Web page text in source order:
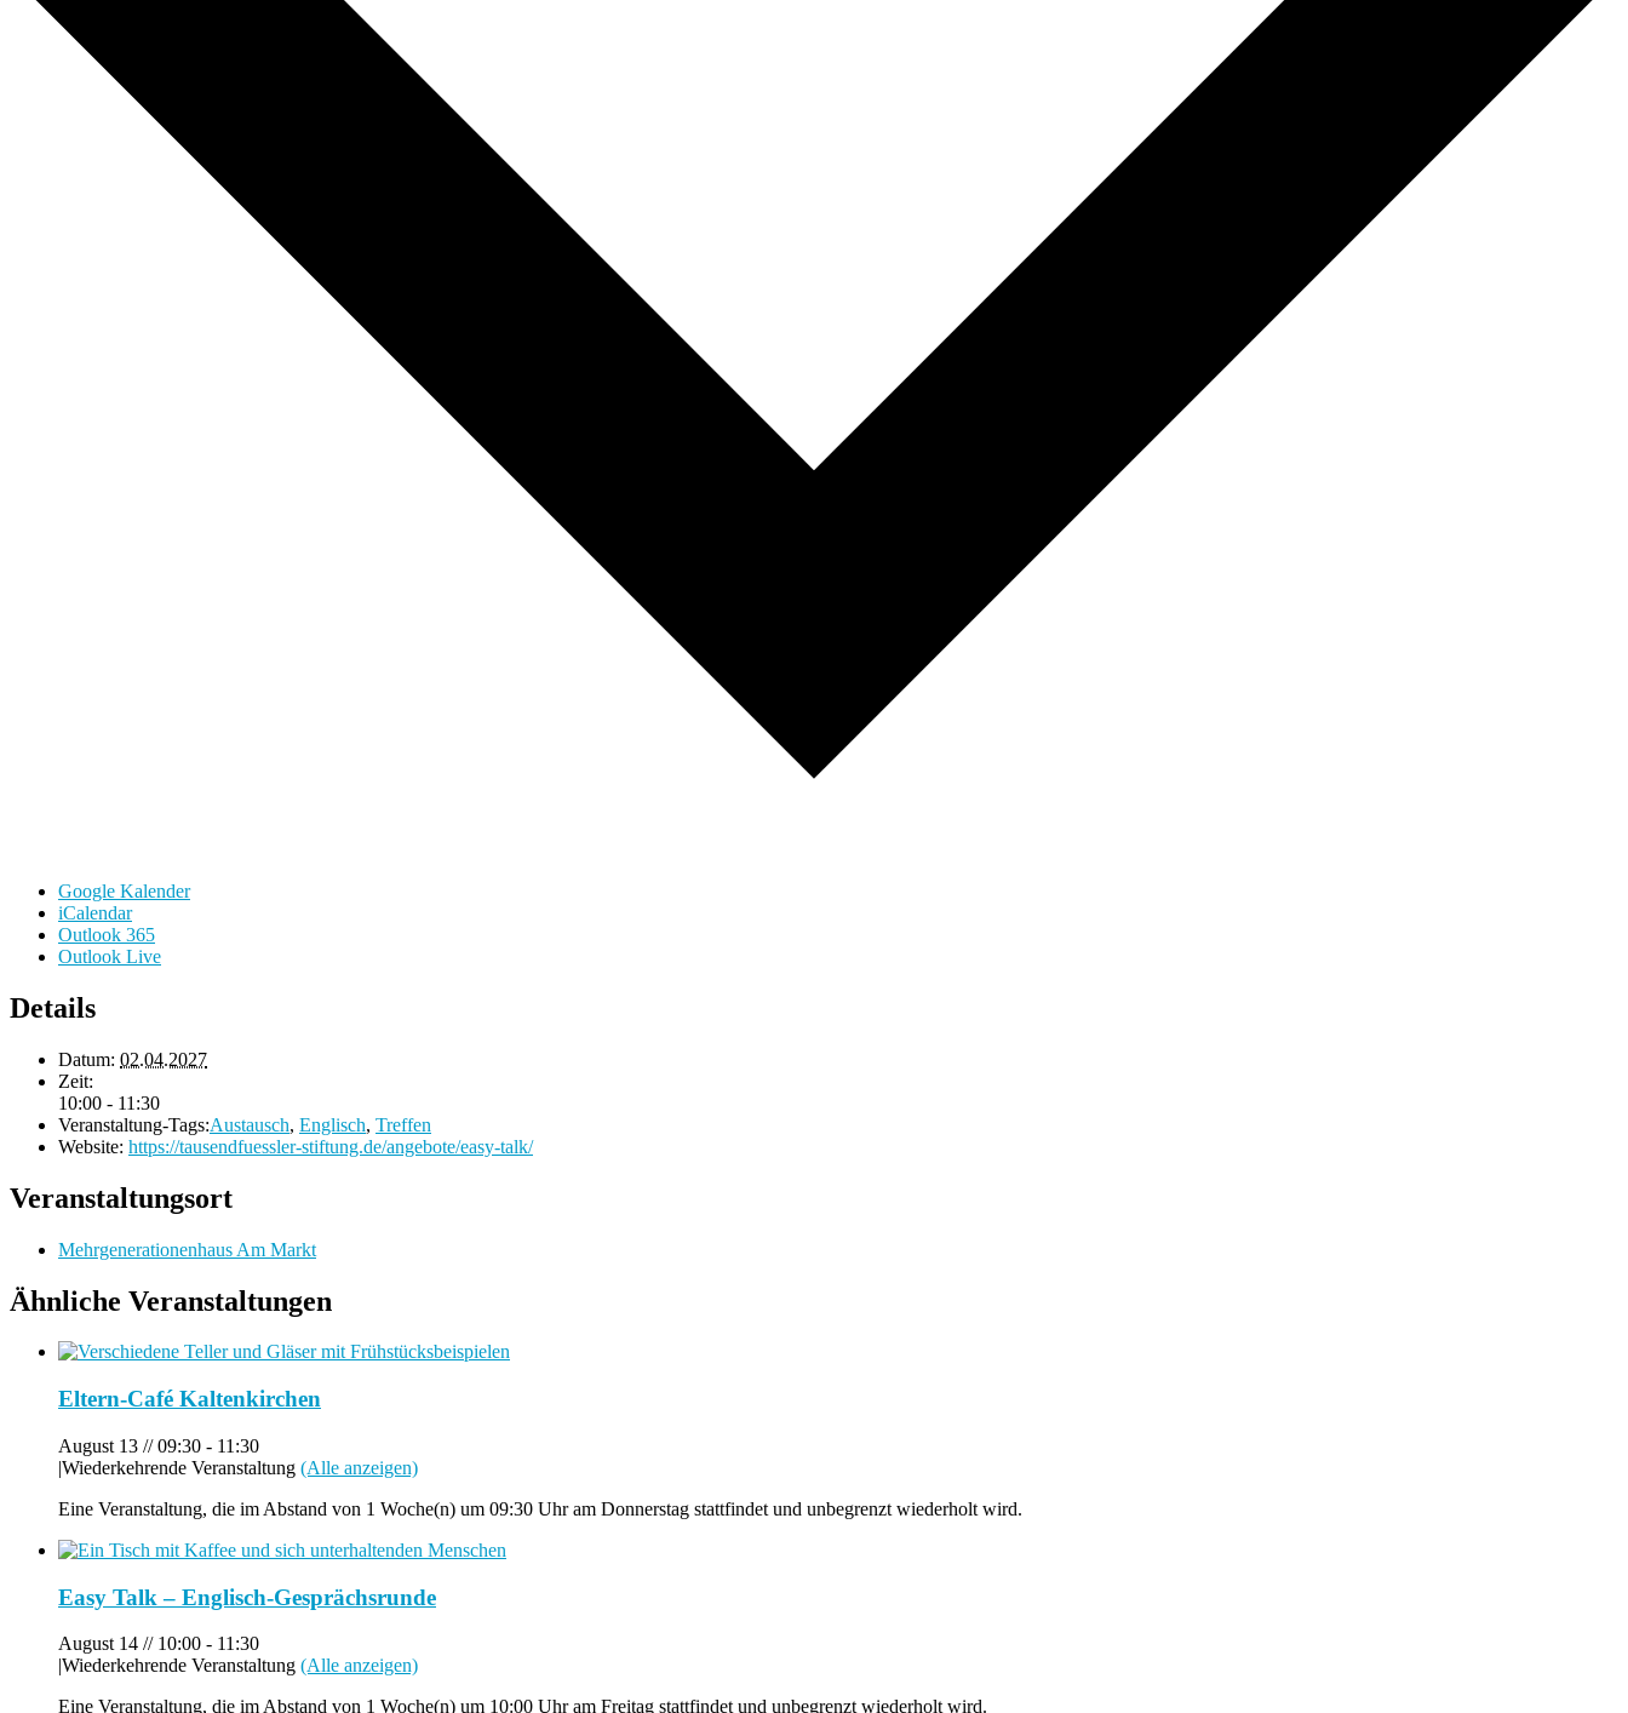
Google Kalender
iCalendar
Outlook 365
Outlook Live
Details
Datum: 02.04.2027
Zeit:
10:00 - 11:30
Veranstaltung-Tags:Austausch, Englisch, Treffen
Website: https://tausendfuessler-stiftung.de/angebote/easy-talk/
Veranstaltungsort
Mehrgenerationenhaus Am Markt
Ähnliche Veranstaltungen
Eltern-Café Kaltenkirchen
August 13 // 09:30 - 11:30
|Wiederkehrende Veranstaltung (Alle anzeigen)
Eine Veranstaltung, die im Abstand von 1 Woche(n) um 09:30 Uhr am Donnerstag stattfindet und unbegrenzt wiederholt wird.
Easy Talk – Englisch-Gesprächsrunde
August 14 // 10:00 - 11:30
|Wiederkehrende Veranstaltung (Alle anzeigen)
Eine Veranstaltung, die im Abstand von 1 Woche(n) um 10:00 Uhr am Freitag stattfindet und unbegrenzt wiederholt wird.